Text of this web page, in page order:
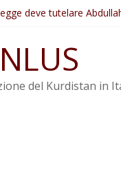
deve tutelare
di Rêber Apo
contro i crimini di
deve essere
del Kurdistan in